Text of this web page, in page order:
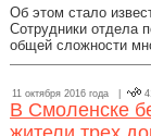
Об этом стало
Сотрудники отдела
общей сложности
11 октября 2016 года |
В Смоленске